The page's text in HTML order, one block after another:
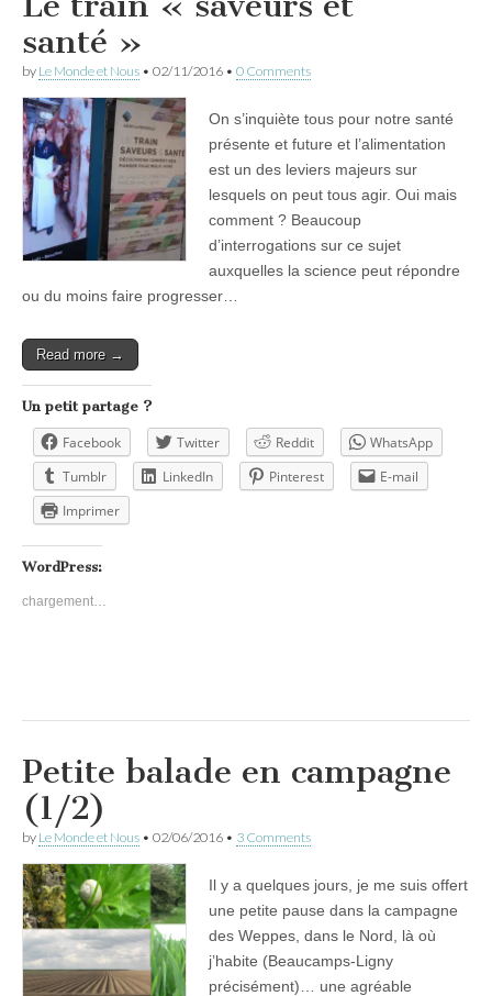
santé »
by Le Monde et Nous • 02/11/2016 • 0 Comments
On s’inquiète tous pour notre santé
présente et future et l’alimentation
est un des leviers majeurs sur
lesquels on peut tous agir. Oui mais
comment ? Beaucoup
d’interrogations sur ce sujet
auxquelles la science peut répondre
ou du moins faire progresser…
Read more →
Un petit partage ?
Facebook Twitter Reddit
WhatsApp
Tumblr
LinkedIn Pinterest
E-mail
Imprimer
WordPress:
chargement…
Petite balade en campagne
(1/2)
by Le Monde et Nous • 02/06/2016 • 3 Comments
Il y a quelques jours, je me suis offert
une petite pause dans la campagne
des Weppes, dans le Nord, là où
j’habite (Beaucamps-Ligny
précisément)… une agréable